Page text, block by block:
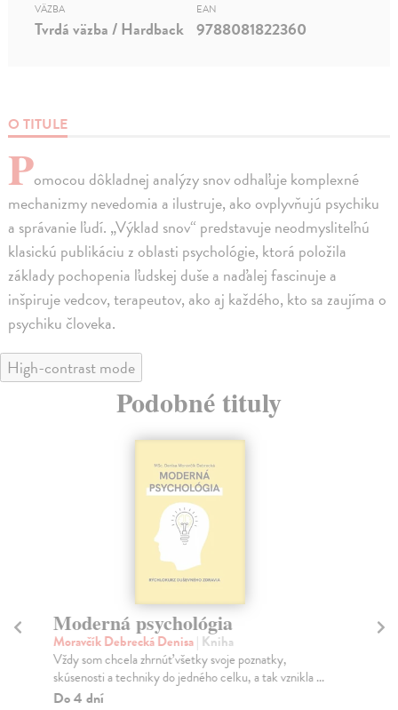
O TITULE
Pomocou dôkladnej analýzy snov odhaľuje komplexné
mechanizmy nevedomia a ilustruje, ako ovplyvňujú psychiku
a správanie ľudí. „Výklad snov“ predstavuje neodmysliteľnú
klasickú publikáciu z oblasti psychológie, ktorá položila
základy pochopenia ľudskej duše a naďalej fascinuje a
inšpiruje vedcov, terapeutov, ako aj každého, kto sa zaujíma o
psychiku človeka.
VÄZBA
Tvrdá väzba / Hardback
EAN
9788081822360
High-contrast mode
Podobné tituly
Moderná psychológia
Moravčík Debrecká Denisa| Kniha
Vždy som chcela zhrnúť všetky svoje poznatky,
skúsenosti a techniky do jedného celku, a tak vznikla ...
Do 4 dní